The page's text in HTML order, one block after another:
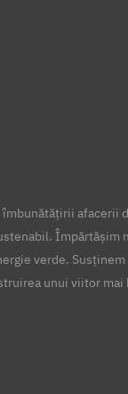
afacerii
Împărtășim
verde.
unui viitor mai